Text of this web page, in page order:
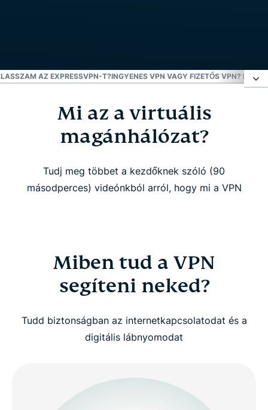
AZ EXPRESSVPN-T?INGYENES VPN VAGY FIZETŐS VPN?
Mi az a virtuális magánhálózat?
Miben tud a VPN segíteni neked?
Kinek érdemes VPN-t használnia?
Hogyan működik a VPN?
A különböző típusú VPN szolgáltatásokról
Speciális VPN fogalmak (a haladó felhasználók
Miért válasszam az ExpressVPN-t?
Mi az a virtuális
magánhálózat?
Tudj meg többet a kezdőknek szóló (90
másodperces) videónkból arról, hogy mi a VPN
Miben tud a VPN
segíteni neked?
Tudd biztonságban az internetkapcsolatodat és a
digitális lábnyomodat